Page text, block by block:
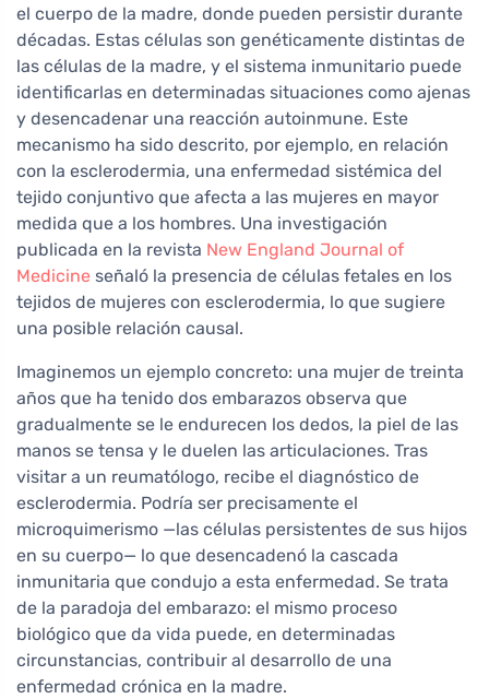
el cuerpo de la madre, donde pueden persistir durante
décadas. Estas células son genéticamente distintas de
las células de la madre, y el sistema inmunitario puede
identificarlas en determinadas situaciones como ajenas
y desencadenar una reacción autoinmune. Este
mecanismo ha sido descrito, por ejemplo, en relación
con la esclerodermia, una enfermedad sistémica del
tejido conjuntivo que afecta a las mujeres en mayor
medida que a los hombres. Una investigación
publicada en la revista New England Journal of
Medicine señaló la presencia de células fetales en los
tejidos de mujeres con esclerodermia, lo que sugiere
una posible relación causal.
Imaginemos un ejemplo concreto: una mujer de treinta
años que ha tenido dos embarazos observa que
gradualmente se le endurecen los dedos, la piel de las
manos se tensa y le duelen las articulaciones. Tras
visitar a un reumatólogo, recibe el diagnóstico de
esclerodermia. Podría ser precisamente el
microquimerismo —las células persistentes de sus hijos
en su cuerpo— lo que desencadenó la cascada
inmunitaria que condujo a esta enfermedad. Se trata
de la paradoja del embarazo: el mismo proceso
biológico que da vida puede, en determinadas
circunstancias, contribuir al desarrollo de una
enfermedad crónica en la madre.